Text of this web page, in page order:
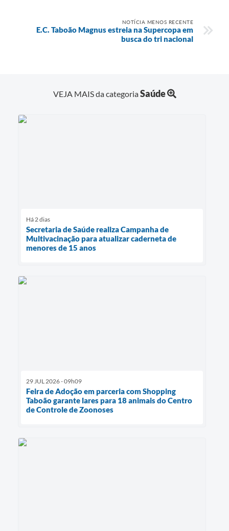
NOTÍCIA MENOS RECENTE
E.C. Taboão Magnus estreia na Supercopa em
busca do tri nacional
VEJA MAIS da categoriaSaúde
Há 2 dias
Secretaria de Saúde realiza Campanha de
Multivacinação para atualizar caderneta de
menores de 15 anos
29 JUL 2026 - 09h09
Feira de Adoção em parceria com Shopping
Taboão garante lares para 18 animais do Centro
de Controle de Zoonoses